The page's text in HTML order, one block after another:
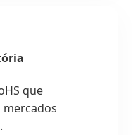
que